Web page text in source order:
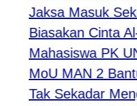
Jaksa Masuk
Biasakan Cinta Al-
Mahasiswa PK
MoU MAN 2
Tak Sekadar